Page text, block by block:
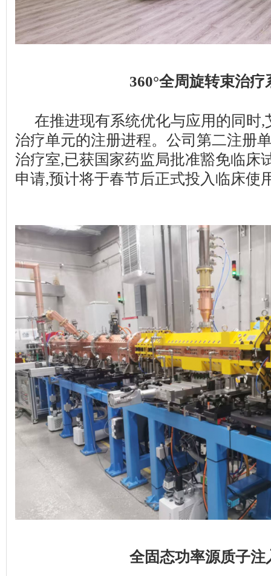
360°全周旋转束治疗
在推进现有系统优化与应用的同时,
治疗单元的注册进程。公司第二注册
治疗室,已获国家药监局批准豁免临床
申请,预计将于春节后正式投入临床使
全固态功率源质子注